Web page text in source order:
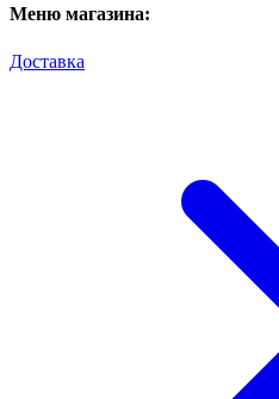
Меню магазина:
Доставка